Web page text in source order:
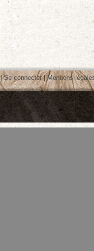
|Se connecter|Mentions